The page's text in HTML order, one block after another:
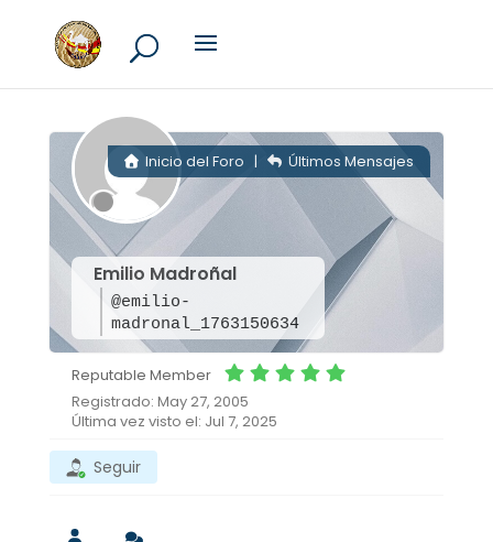
Emilio Madroñal
@emilio-
madronal_1763150634
Inicio del Foro | Últimos Mensajes
Reputable Member
Registrado: May 27, 2005
Última vez visto el: Jul 7, 2025
Seguir